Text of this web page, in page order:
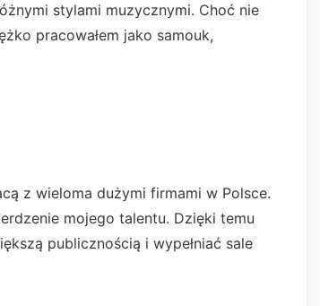
stylami muzycznymi. Choć nie
pracowałem jako samouk,
z wieloma dużymi firmami w Polsce.
mojego talentu. Dzięki temu
publicznością i wypełniać sale